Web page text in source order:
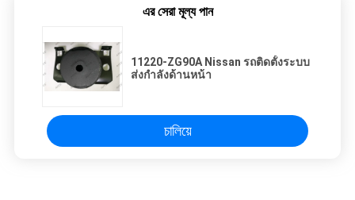
এর সেরা মূল্য পান
11220-ZG90A Nissan รถติดตั้งระบบ
ส่งกำลังด้านหน้า
চালিয়ে